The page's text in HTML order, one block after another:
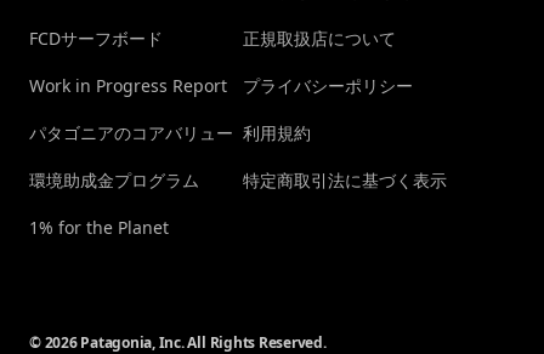
FCDサーフボード
Work in Progress Report
パタゴニアのコアバリュー
環境助成金プログラム
1% for the Planet
正規取扱店について
プライバシーポリシー
利用規約
特定商取引法に基づく表示
© 2026 Patagonia, Inc. All Rights Reserved.